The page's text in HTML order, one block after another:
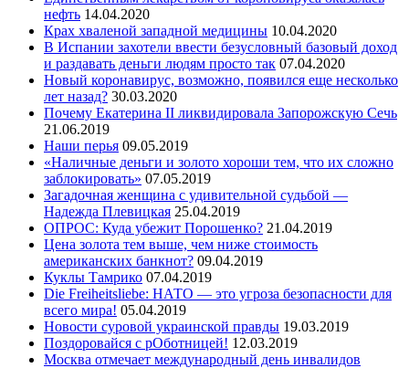
нефть 14.04.2020
Крах хваленой западной медицины 10.04.2020
В Испании захотели ввести безусловный базовый доход
и раздавать деньги людям просто так 07.04.2020
Новый коронавирус, возможно, появился еще несколько
лет назад? 30.03.2020
Почему Екатерина II ликвидировала Запорожскую Сечь
21.06.2019
Наши перья 09.05.2019
«Наличные деньги и золото хороши тем, что их сложно
заблокировать» 07.05.2019
Загадочная женщина с удивительной судьбой —
Надежда Плевицкая 25.04.2019
ОПРОС: Куда убежит Порошенко? 21.04.2019
Цена золота тем выше, чем ниже стоимость
американских банкнот? 09.04.2019
Куклы Тамрико 07.04.2019
Die Freiheitsliebe: НАТО — это угроза безопасности для
всего мира! 05.04.2019
Новости суровой украинской правды 19.03.2019
Поздоровайся с рОботницей! 12.03.2019
Москва отмечает международный день инвалидов